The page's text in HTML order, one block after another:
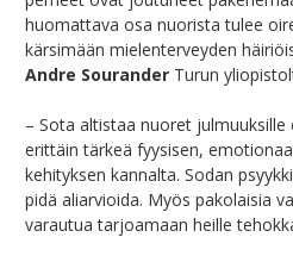
huomattava osa nuorista tulee
kärsimään mielenterveyden
Andre Sourander Turun
– Sota altistaa nuoret
erittäin tärkeä fyysisen,
kehityksen kannalta. Sodan
pidä aliarvioida. Myös pakolaisia
varautua tarjoamaan heille